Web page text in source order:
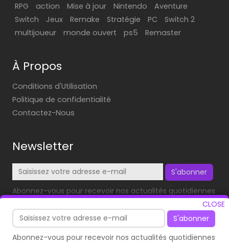
CLOSE
S'abonner
Abonnez-vous pour recevoir nos actualités quotidiennes
RPG action Mise à jour Nintendo
Aventure
Switch
Jeux Remake Stratégie PC
Switch 2
multijoueur
monde ouvert ps5 Remaster
À Propos
Conditions d'Utilisation
Politique de confidentialité
Contactez-Nous
Newsletter
S'abonner
Abonnez-vous pour recevoir nos actualités quotidiennes